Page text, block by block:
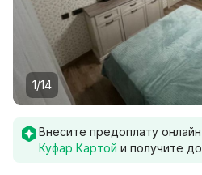
1/14
Внесите предоплату онлайн
Куфар Картой и получите до